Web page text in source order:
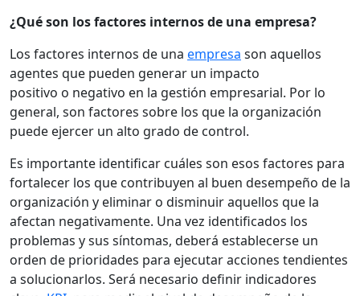
¿Qué son los factores internos de una empresa?
Los factores internos de una empresa son aquellos
agentes que pueden generar un impacto
positivo o negativo en la gestión empresarial. Por lo
general, son factores sobre los que la organización
puede ejercer un alto grado de control.
Es importante identificar cuáles son esos factores para
fortalecer los que contribuyen al buen desempeño de la
organización y eliminar o disminuir aquellos que la
afectan negativamente. Una vez identificados los
problemas y sus síntomas, deberá establecerse un
orden de prioridades para ejecutar acciones tendientes
a solucionarlos. Será necesario definir indicadores